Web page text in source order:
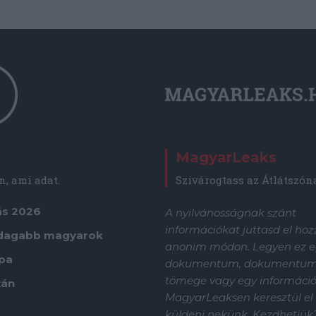
ami adat.
2026
magyarok
MagyarLeaks
Szivárogtass az
A nyilvánosságnak szánt
információkat juttasd el
anonim módon. Legyen ez
dokumentum,
tömege vagy egy
MagyarLeaksen keresztül